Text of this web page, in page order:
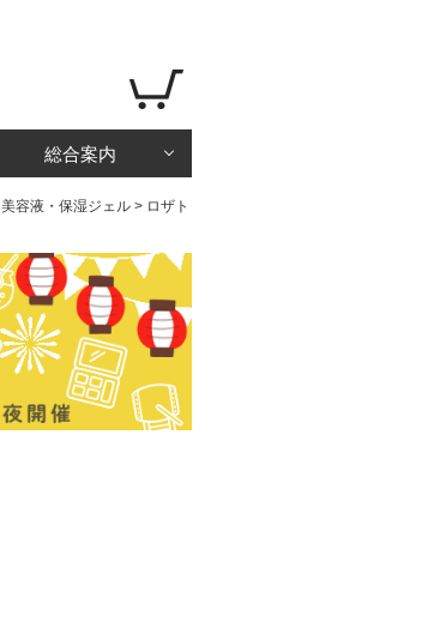
総合案内
美容液・保湿ジェル > ロザト